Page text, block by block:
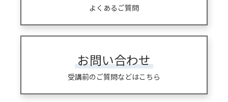
よくあるご質問
お問い合わせ
受講前のご質問などはこちら